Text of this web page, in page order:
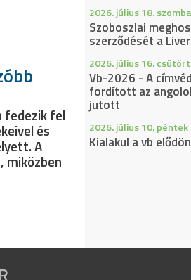
fedezik fel
és
A
miközben
2026. július 18.
Szoboszlai
szerződését a
2026. július 16.
Vb-2026 - A
fordított az
jutott
2026. július 10. péntek
Kialakul a vb